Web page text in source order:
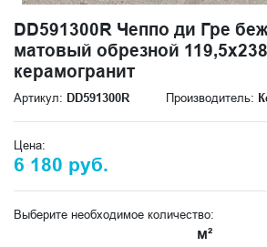
DD591300R Чеппо ди Гре
матовый обрезной
керамогранит
Артикул: DD591300R Производитель:
Цена:
6 180 руб.
Выберите необходимое количество:
м²